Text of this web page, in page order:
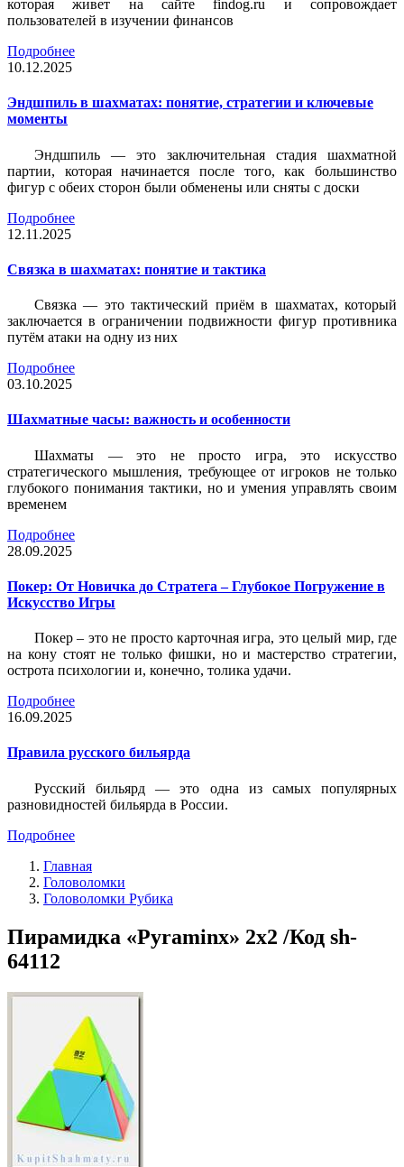
которая живет на сайте findog.ru и сопровождает
пользователей в изучении финансов
Подробнее
10.12.2025
Эндшпиль в шахматах: понятие, стратегии и ключевые
моменты
Эндшпиль — это заключительная стадия шахматной
партии, которая начинается после того, как большинство
фигур с обеих сторон были обменены или сняты с доски
Подробнее
12.11.2025
Связка в шахматах: понятие и тактика
Связка — это тактический приём в шахматах, который
заключается в ограничении подвижности фигур противника
путём атаки на одну из них
Подробнее
03.10.2025
Шахматные часы: важность и особенности
Шахматы — это не просто игра, это искусство
стратегического мышления, требующее от игроков не только
глубокого понимания тактики, но и умения управлять своим
временем
Подробнее
28.09.2025
Покер: От Новичка до Стратега – Глубокое Погружение в
Искусство Игры
Покер – это не просто карточная игра, это целый мир, где
на кону стоят не только фишки, но и мастерство стратегии,
острота психологии и, конечно, толика удачи.
Подробнее
16.09.2025
Правила русского бильярда
Русский бильярд — это одна из самых популярных
разновидностей бильярда в России.
Подробнее
Главная
Головоломки
Головоломки Рубика
Пирамидка «Pyraminx» 2x2 /Код sh-
64112